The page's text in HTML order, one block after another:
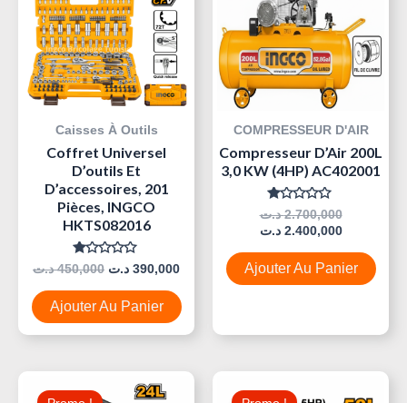
Caisses À Outils
Coffret Universel
D’outils Et
D’accessoires, 201
Pièces, INGCO
HKTS082016
Note
Sur
5
450,000 د.ت 390,000 د.ت
Ajouter Au Panier
COMPRESSEUR D'AIR
Compresseur D’Air 200L
3,0 KW (4HP) AC402001
Note
Sur
2.700,000 د.ت
2.400,000 د.ت
Ajouter Au Panier
Le
Prix
Le